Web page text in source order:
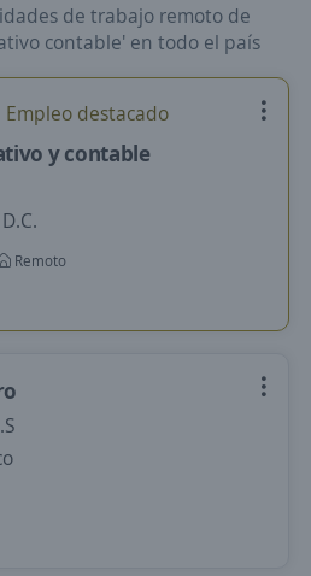
de trabajo remoto de
contable' en todo el país
Empleo destacado
y contable
Remoto